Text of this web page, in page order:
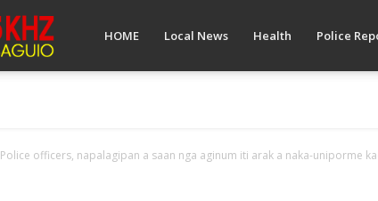
Bombo HOME Local News Health Police
Police officers, napalagipan a saan nga aginum iti arak a naka-uniporme